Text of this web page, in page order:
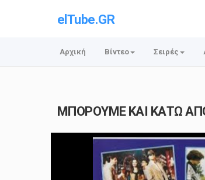
elTube.GR
Αρχική Βίντεο Σειρές
ΜΠΟΡΟΥΜΕ ΚΑΙ ΚΑΤΩ ΑΠΟ